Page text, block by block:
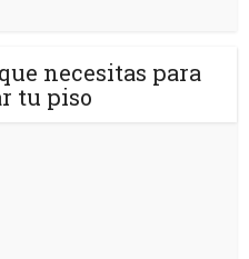
necesitas para
tu piso